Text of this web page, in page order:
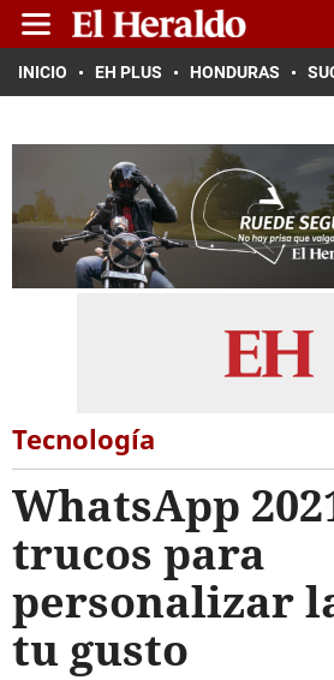
INICIO EH PLUS HONDURAS
Tecnología
WhatsApp
trucos para
personalizar
tu gusto